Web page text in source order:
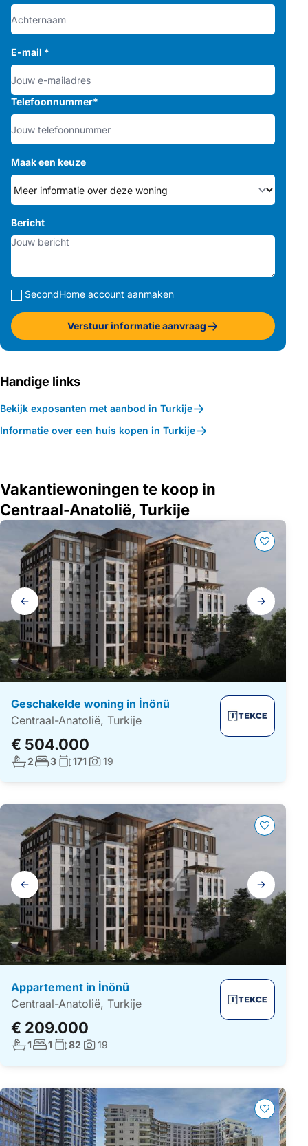
E-mail *
Telefoonnummer*
Maak een keuze
Bericht
SecondHome account aanmaken
Verstuur informatie aanvraag
Handige links
Bekijk exposanten met aanbod in Turkije
Informatie over een huis kopen in Turkije
Vakantiewoningen te koop in
Centraal-Anatolië, Turkije
Galerij
navigatie
Geschakelde woning in İnönü
Centraal-Anatolië, Turkije
€ 504.000
Aantal badkamers:
2Aantal slaapkamers:
3Woonoppervlakte:
171 Foto's:
19
Galerij
navigatie
Appartement in İnönü
Centraal-Anatolië, Turkije
€ 209.000
Aantal badkamers:
1Aantal slaapkamers:
1 Woonoppervlakte:
82 Foto's:
19